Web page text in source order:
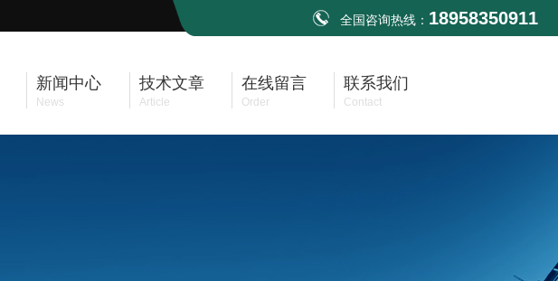
全国咨询热线： 18958350911
新闻中心
News
技术文章
Article
在线留言
Order
联系我们
Contact